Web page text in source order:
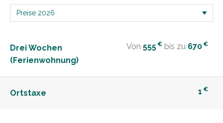
Drei Wochen
(Ferienwohnung)
Von 555 € bis zu 670 €
Ortstaxe 1 €